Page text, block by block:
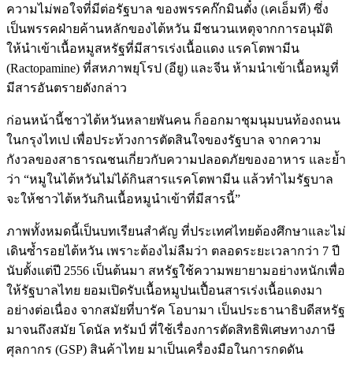
ความไม่พอใจที่มีต่อรัฐบาล ของพรรคก๊กมินตั๋ง (เคเอ็มที) ซึ่ง
เป็นพรรคฝ่ายค้านหลักของไต้หวัน มีชนวนเหตุจากการอนุมัติ
ให้นำเข้าเนื้อหมูสหรัฐที่มีสารเร่งเนื้อแดง แรคโตพามีน
(Ractopamine) ที่สหภาพยุโรป (อียู) และจีน ห้ามนำเข้าเนื้อหมูที่
มีสารอันตรายดังกล่าว
ก่อนหน้านี้ชาวไต้หวันหลายพันคน ก็ออกมาชุมนุมบนท้องถนน
ในกรุงไทเป เพื่อประท้วงการตัดสินใจของรัฐบาล จากความ
กังวลของสาธารณชนเกี่ยวกับความปลอดภัยของอาหาร และย้ำ
ว่า “หมูในไต้หวันไม่ได้กินสารแรคโตพามีน แล้วทำไมรัฐบาล
จะให้ชาวไต้หวันกินเนื้อหมูนำเข้าที่มีสารนี้”
ภาพทั้งหมดนี้เป็นบทเรียนสำคัญ ที่ประเทศไทยต้องศึกษาและไม่
เดินซ้ำรอยไต้หวัน เพราะต้องไม่ลืมว่า ตลอดระยะเวลากว่า 7 ปี
นับตั้งแต่ปี 2556 เป็นต้นมา สหรัฐใช้ความพยายามอย่างหนักเพื่อ
ให้รัฐบาลไทย ยอมเปิดรับเนื้อหมูปนเปื้อนสารเร่งเนื้อแดงมา
อย่างต่อเนื่อง จากสมัยที่บารัค โอบามา เป็นประธานาธิบดีสหรัฐ
มาจนถึงสมัย โดนัล ทรัมป์ ที่ใช้เรื่องการตัดสิทธิพิเศษทางภาษี
ศุลกากร (GSP) สินค้าไทย มาเป็นเครื่องมือในการกดดัน